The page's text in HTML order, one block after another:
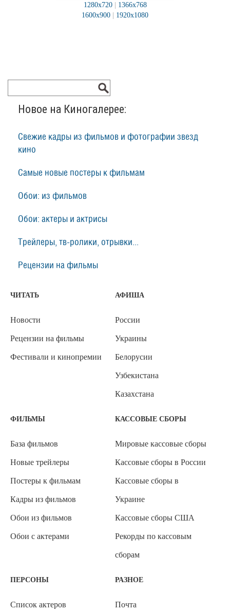
1280x720| 1366x768
1600x900 | 1920x1080
Новое на Киногалерее:
Свежие кадры из фильмов и фотографии звезд
кино
Самые новые постеры к фильмам
Обои: из фильмов
Обои: актеры и актрисы
Трейлеры, тв-ролики, отрывки...
Рецензии на фильмы
ЧИТАТЬ
Новости
Рецензии на фильмы
Фестивали и кинопремии
АФИША
России
Украины
Белорусии
Узбекистана
Казахстана
ФИЛЬМЫ
База фильмов
Новые трейлеры
Постеры к фильмам
Кадры из фильмов
Обои из фильмов
Обои с актерами
КАССОВЫЕ СБОРЫ
Мировые кассовые сборы
Кассовые сборы в России
Кассовые сборы в
Украине
Кассовые сборы США
Рекорды по кассовым
сборам
ПЕРСОНЫ
Список актеров
РАЗНОЕ
Почта